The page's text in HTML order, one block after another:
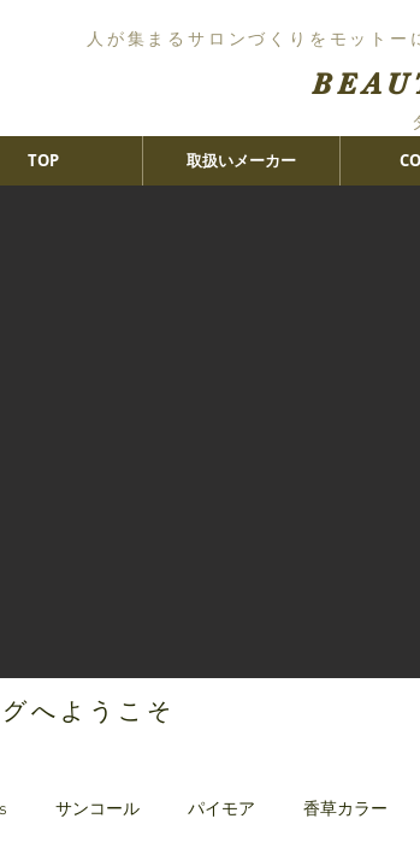
人が集まるサロンづくりをモットー
TOP 取扱いメーカー
へようこそ
サンコール パイモア 香草カラー